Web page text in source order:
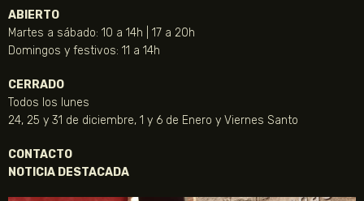
ABIERTO
Martes a sábado: 10 a 14h | 17 a 20h
Domingos y festivos: 11 a 14h
CERRADO
Todos los lunes
24, 25 y 31 de diciembre, 1 y 6 de Enero y Viernes Santo
CONTACTO
NOTICIA DESTACADA